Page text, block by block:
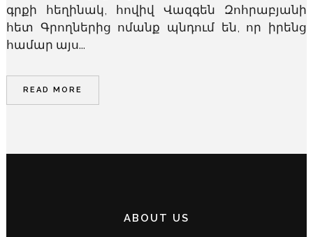
գրքի հեղինակ, հովիվ Վազգեն Զոհրաբյանի
հետ Գրողներից ոմանք պնդում են, որ իրենց
համար այս...
READ MORE
ABOUT US